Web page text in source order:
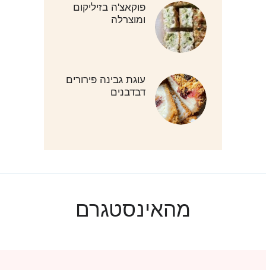
פוקאצ'ה בזיליקום
ומוצרלה
עוגת גבינה פירורים
דבדבנים
מהאינסטגרם